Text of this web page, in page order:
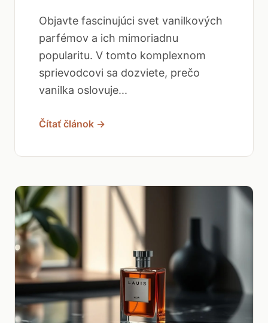
Objavte fascinujúci svet vanilkových
parfémov a ich mimoriadnu
popularitu. V tomto komplexnom
sprievodcovi sa dozviete, prečo
vanilka oslovuje...
Čítať článok →